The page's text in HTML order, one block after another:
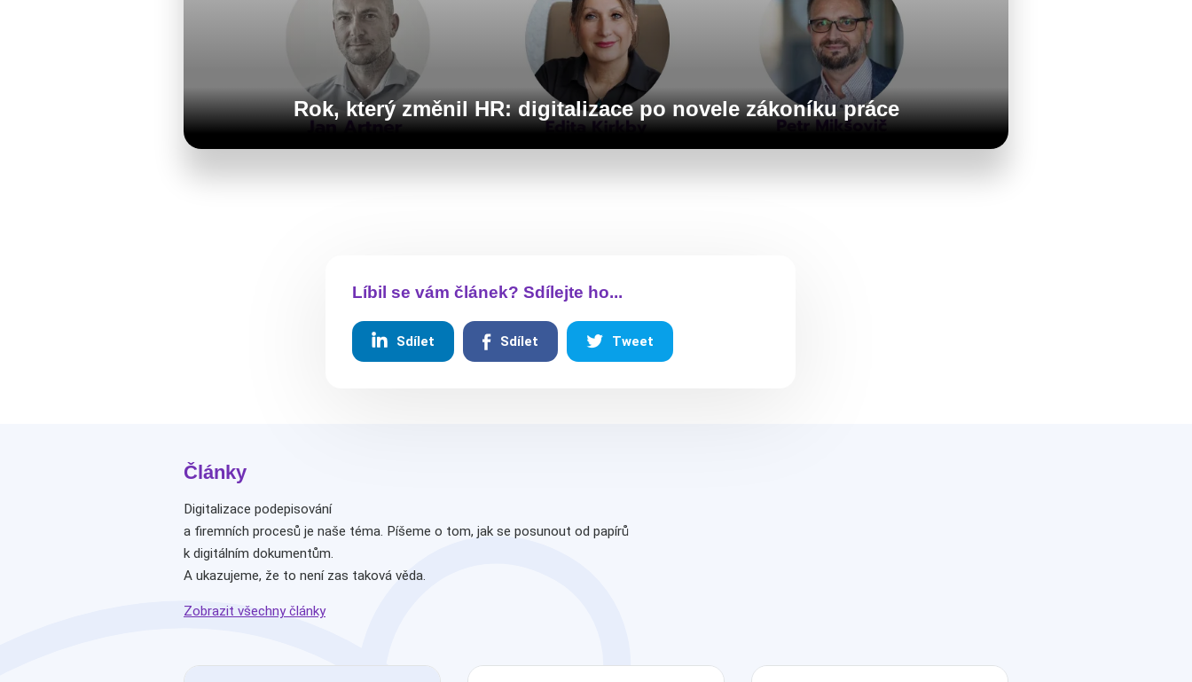
Rok, který změnil HR: digitalizace po novele zákoníku práce
Líbil se vám článek? Sdílejte ho...
Sdílet Sdílet Tweet
Články
Digitalizace podepisování
a firemních procesů je naše téma. Píšeme o tom, jak se posunout od papírů
k digitálním dokumentům.
A ukazujeme, že to není zas taková věda.
Zobrazit všechny články